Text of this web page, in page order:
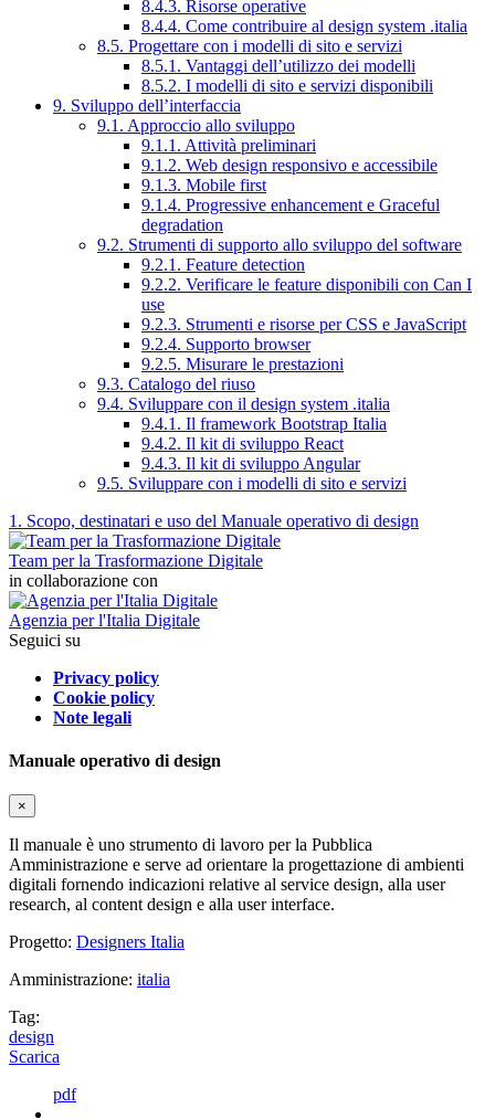
8.4.3. Risorse operative
8.4.4. Come contribuire al design system .italia
8.5. Progettare con i modelli di sito e servizi
8.5.1. Vantaggi dell’utilizzo dei modelli
8.5.2. I modelli di sito e servizi disponibili
9. Sviluppo dell’interfaccia
9.1. Approccio allo sviluppo
9.1.1. Attività preliminari
9.1.2. Web design responsivo e accessibile
9.1.3. Mobile first
9.1.4. Progressive enhancement e Graceful
degradation
9.2. Strumenti di supporto allo sviluppo del software
9.2.1. Feature detection
9.2.2. Verificare le feature disponibili con Can I
use
9.2.3. Strumenti e risorse per CSS e JavaScript
9.2.4. Supporto browser
9.2.5. Misurare le prestazioni
9.3. Catalogo del riuso
9.4. Sviluppare con il design system .italia
9.4.1. Il framework Bootstrap Italia
9.4.2. Il kit di sviluppo React
9.4.3. Il kit di sviluppo Angular
9.5. Sviluppare con i modelli di sito e servizi
1. Scopo, destinatari e uso del Manuale operativo di design
Team per la Trasformazione Digitale
in collaborazione con
Agenzia per l'Italia Digitale
Seguici su
Privacy policy
Cookie policy
Note legali
Manuale operativo di design
×
Il manuale è uno strumento di lavoro per la Pubblica
Amministrazione e serve ad orientare la progettazione di ambienti
digitali fornendo indicazioni relative al service design, alla user
research, al content design e alla user interface.
Progetto: Designers Italia
Amministrazione: italia
Tag:
design
Scarica
pdf